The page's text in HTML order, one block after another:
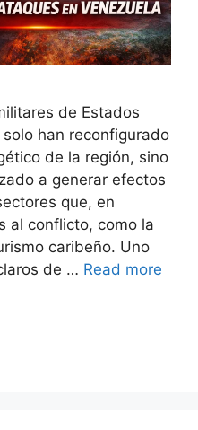
de Estados
han reconfigurado
de la región, sino
a generar efectos
que, en
al conflicto, como la
caribeño. Uno
de … Read more